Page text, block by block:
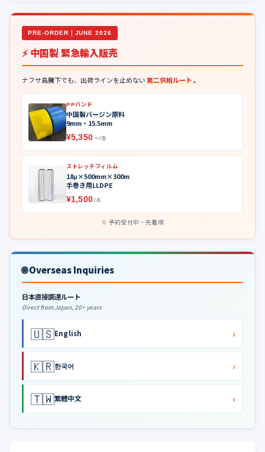
PRE-ORDER｜JUNE 2026
⚡ 中国製 緊急輸入販売
ナフサ高騰下でも、出荷ラインを止めない第二供給ルート。
PPバンド
中国製バージン原料
9mm・15.5mm
¥5,350 〜/巻
ストレッチフィルム
18μ×500mm×300m
手巻き用LLDPE
¥1,500 /本
予約受付中・先着順
🌐 Overseas Inquiries
日本直接調達ルート
Direct from Japan, 20+ years
🇺🇸English ›
🇰🇷한국어 ›
🇹🇼繁體中文 ›